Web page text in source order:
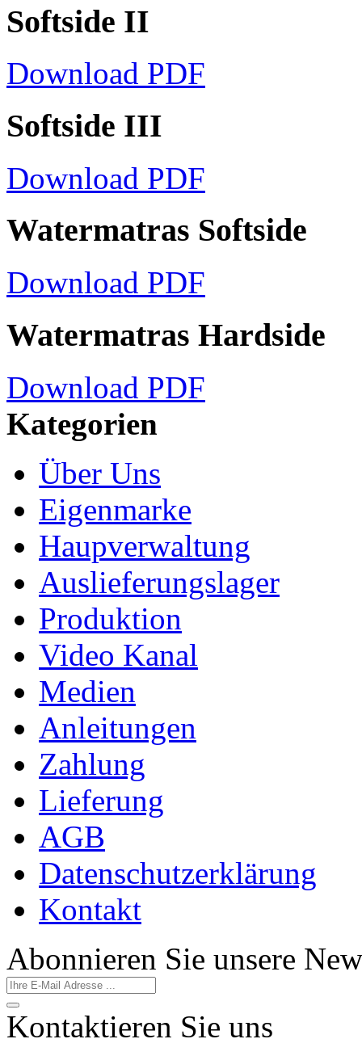
Softside II
Download PDF
Softside III
Download PDF
Watermatras Softside
Download PDF
Watermatras Hardside
Download PDF
Kategorien
Über Uns
Eigenmarke
Haupverwaltung
Auslieferungslager
Produktion
Video Kanal
Medien
Anleitungen
Zahlung
Lieferung
AGB
Datenschutzerklärung
Kontakt
Abonnieren Sie unsere
Kontaktieren Sie uns